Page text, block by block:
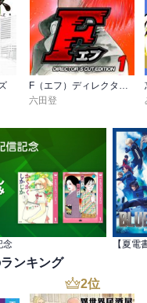
六田登
念
ンキング
2位